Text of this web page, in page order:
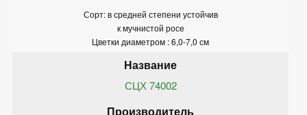
Сорт: в средней степени устойчив
к мучнистой росе
Цветки диаметром : 6,0-7,0 см
СЦХ 74002